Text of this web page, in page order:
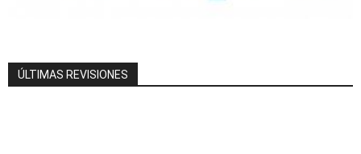
ÚLTIMAS REVISIONES